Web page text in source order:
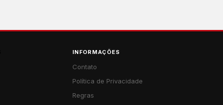
INFORMAÇÕES
Contato
Política de Privacidade
Regras